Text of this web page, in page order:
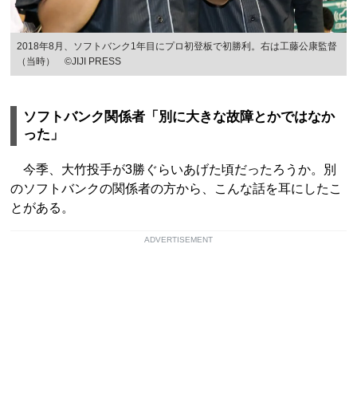
2018年8月、ソフトバンク1年目にプロ初登板で初勝利。右は工藤公康監督
（当時） ©JIJI PRESS
ソフトバンク関係者「別に大きな故障とかではなか
った」
今季、大竹投手が3勝ぐらいあげた頃だったろうか。別
のソフトバンクの関係者の方から、こんな話を耳にしたこ
とがある。
ADVERTISEMENT